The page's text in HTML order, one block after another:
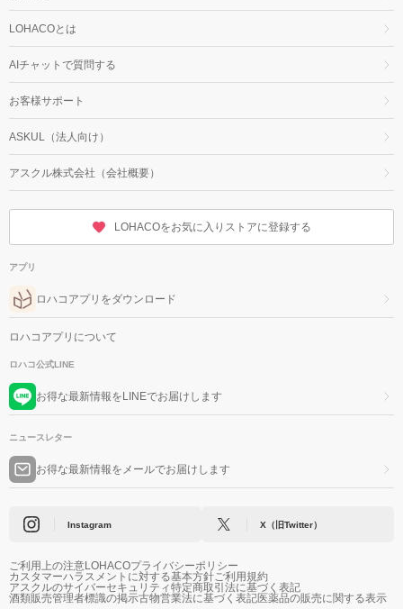
LOHACOとは
AIチャットで質問する
お客様サポート
ASKUL（法人向け）
アスクル株式会社（会社概要）
LOHACOをお気に入りストアに登録する
アプリ
ロハコアプリをダウンロード
ロハコアプリについて
ロハコ公式LINE
お得な最新情報をLINEでお届けします
ニュースレター
お得な最新情報をメールでお届けします
Instagram X（旧Twitter）
ご利用上の注意LOHACOプライバシーポリシー
カスタマーハラスメントに対する基本方針ご利用規約
アスクルのサイバーセキュリティ特定商取引法に基づく表記
酒類販売管理者標識の掲示古物営業法に基づく表記医薬品の販売に関する表示